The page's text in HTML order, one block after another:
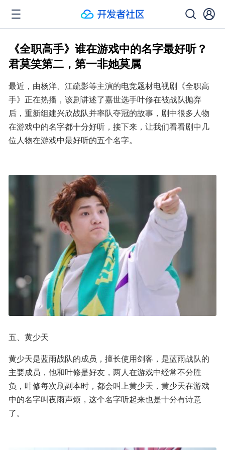
《全职高手》谁在游戏中的名字最好听？
君莫笑第二，第一非她莫属
最近，由杨洋、江疏影等主演的电竞题材电视剧《全职高
手》正在热播，该剧讲述了嘉世选手叶修在被战队抛弃
后，重新组建兴欣战队并率队夺冠的故事，剧中很多人物
在游戏中的名字都十分好听，接下来，让我们看看剧中几
位人物在游戏中最好听的五个名字。
五、黄少天
黄少天是蓝雨战队的成员，擅长使用剑客，是蓝雨战队的
主要成员，他和叶修是好友，两人在游戏中经常不分胜
负，叶修每次刷副本时，都会叫上黄少天，黄少天在游戏
中的名字叫夜雨声烦，这个名字听起来也是十分有诗意
了。